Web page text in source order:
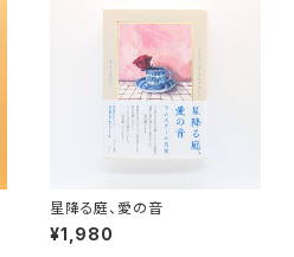
星降る庭、愛の音
¥1,980